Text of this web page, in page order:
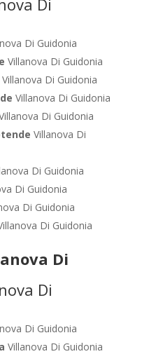
Di Guidonia
Villanova Di Guidonia
Villanova Di Guidonia
Villanova Di Guidonia
Di Guidonia
Villanova Di
Di Guidonia
Di Guidonia
Di Guidonia
Di Guidonia
Di
Di Guidonia
Villanova Di Guidonia